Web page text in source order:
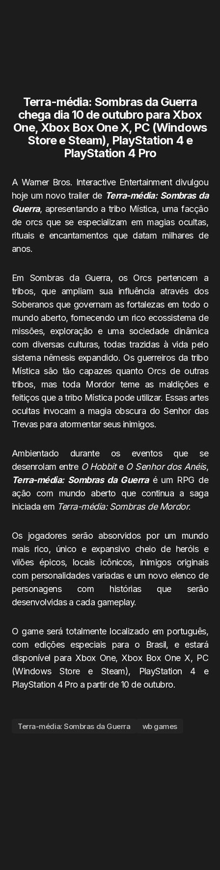
Terra-média: Sombras da Guerra
chega dia 10 de outubro para Xbox
One, Xbox Box One X, PC (Windows
Store e Steam), PlayStation 4 e
PlayStation 4 Pro
A Warner Bros. Interactive Entertainment divulgou
hoje um novo trailer de Terra-média: Sombras da
Guerra, apresentando a tribo Mística, uma facção
de orcs que se especializam em magias ocultas,
rituais e encantamentos que datam milhares de
anos.
Em Sombras da Guerra, os Orcs pertencem a
tribos, que ampliam sua influência através dos
Soberanos que governam as fortalezas em todo o
mundo aberto, fornecendo um rico ecossistema de
missões, exploração e uma sociedade dinâmica
com diversas culturas, todas trazidas à vida pelo
sistema nêmesis expandido. Os guerreiros da tribo
Mística são tão capazes quanto Orcs de outras
tribos, mas toda Mordor teme as maldições e
feitiços que a tribo Mística pode utilizar. Essas artes
ocultas invocam a magia obscura do Senhor das
Trevas para atormentar seus inimigos.
Ambientado durante os eventos que se
desenrolam entre O Hobbite O Senhor dos Anéis,
Terra-média: Sombras da Guerraé um RPG de
ação com mundo aberto que continua a saga
iniciada em Terra-média: Sombras de Mordor.
Os jogadores serão absorvidos por um mundo
mais rico, único e expansivo cheio de heróis e
vilões épicos, locais icônicos, inimigos originais
com personalidades variadas e um novo elenco de
personagens com histórias que serão
desenvolvidas a cada gameplay.
O game será totalmente localizado em português,
com edições especiais para o Brasil, e estará
disponível para Xbox One, Xbox Box One X, PC
(Windows Store e Steam), PlayStation 4 e
PlayStation 4 Pro a partir de 10 de outubro.
Terra-média: Sombras da Guerra wb games